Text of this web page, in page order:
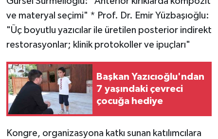
ve materyal seçimi" * Prof. Dr. Emir Yüzbaşıoğlu:
"Üç boyutlu yazıcılar ile üretilen posterior indirekt
restorasyonlar; klinik protokoller ve ipuçları"
Başkan Yazıcıoğlu'ndan
7 yaşındaki çevreci
çocuğa hediye
Kongre, organizasyona katkı sunan katılımcılara